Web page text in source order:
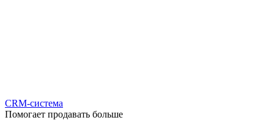
CRM-система
Помогает продавать больше